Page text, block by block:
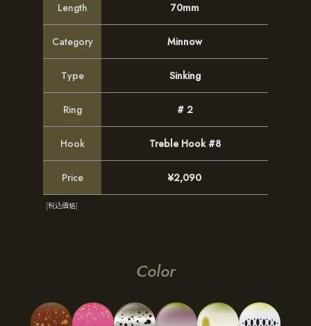
Length
Category
Type
Ring
Hook
Price
70mm
Minnow
Sinking
# 2
Treble Hook #8
¥2,090
[税込価格]
Color